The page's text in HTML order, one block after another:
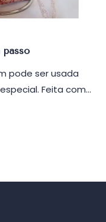
passo
pode ser usada
Feita com…